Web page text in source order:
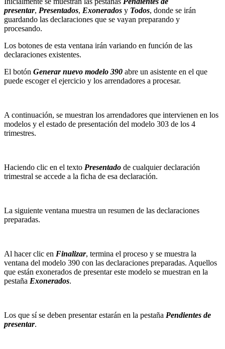
presentar, Presentados, Exonerados y Todos, donde se irán
guardando las declaraciones que se vayan preparando y
procesando.
Los botones de esta ventana irán variando en función de las
declaraciones existentes.
El botón Generar nuevo modelo 390 abre un asistente en el que
puede escoger el ejercicio y los arrendadores a procesar.
A continuación, se muestran los arrendadores que intervienen en los
modelos y el estado de presentación del modelo 303 de los 4
trimestres.
Haciendo clic en el texto Presentado de cualquier declaración
trimestral se accede a la ficha de esa declaración.
La siguiente ventana muestra un resumen de las declaraciones
preparadas.
Al hacer clic en Finalizar, termina el proceso y se muestra la
ventana del modelo 390 con las declaraciones preparadas. Aquellos
que están exonerados de presentar este modelo se muestran en la
pestaña Exonerados.
Los que sí se deben presentar estarán en la pestaña Pendientes de
presentar.